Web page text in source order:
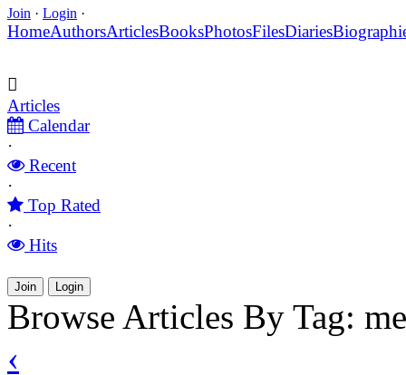
Join · Login ·
HomeAuthorsArticlesBooksPhotosFilesDiaries
Articles
Calendar
·
Recent
·
Top Rated
·
Hits
Join Login
Browse Articles By Tag:
‹